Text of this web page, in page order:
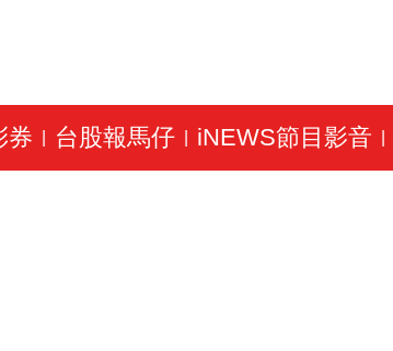
券 台股報馬仔| iNEWS節目影音